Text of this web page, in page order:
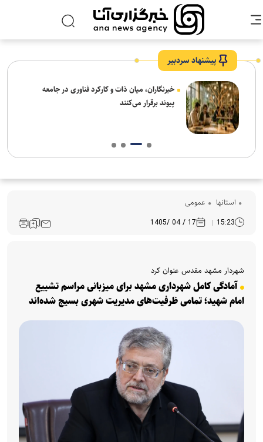
پیشنهاد سردبیر
خبرنگاران، میان ذات و کارکرد فناوری در جامعه
پیوند برقرار می‌کنند
استانها عمومی
15:23
17 / 04 /1405
شهردار مشهد مقدس عنوان کرد
آمادگی کامل شهرداری مشهد برای میزبانی مراسم تشییع
امام شهید؛ تمامی ظرفیت‌های مدیریت شهری بسیج شده‌اند